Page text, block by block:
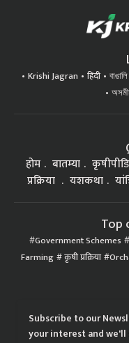
Krishi Jagran हिंदी বাঙালি
होम बातम्या
प्रक्रिया
यशकथा
Top
Government Schemes
Farming कृषी प्रक्रिया
Subscribe to our
your interest and we'll